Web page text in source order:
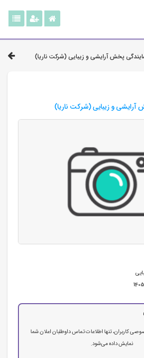
پخش آرایشی و زیبایی (شرکت ناریا)
و زیبایی (شرکت ناریا)
کاربران، تنها اطلاعات تماس داوطلبان اعلان شما
نمایش داده می‌شود.